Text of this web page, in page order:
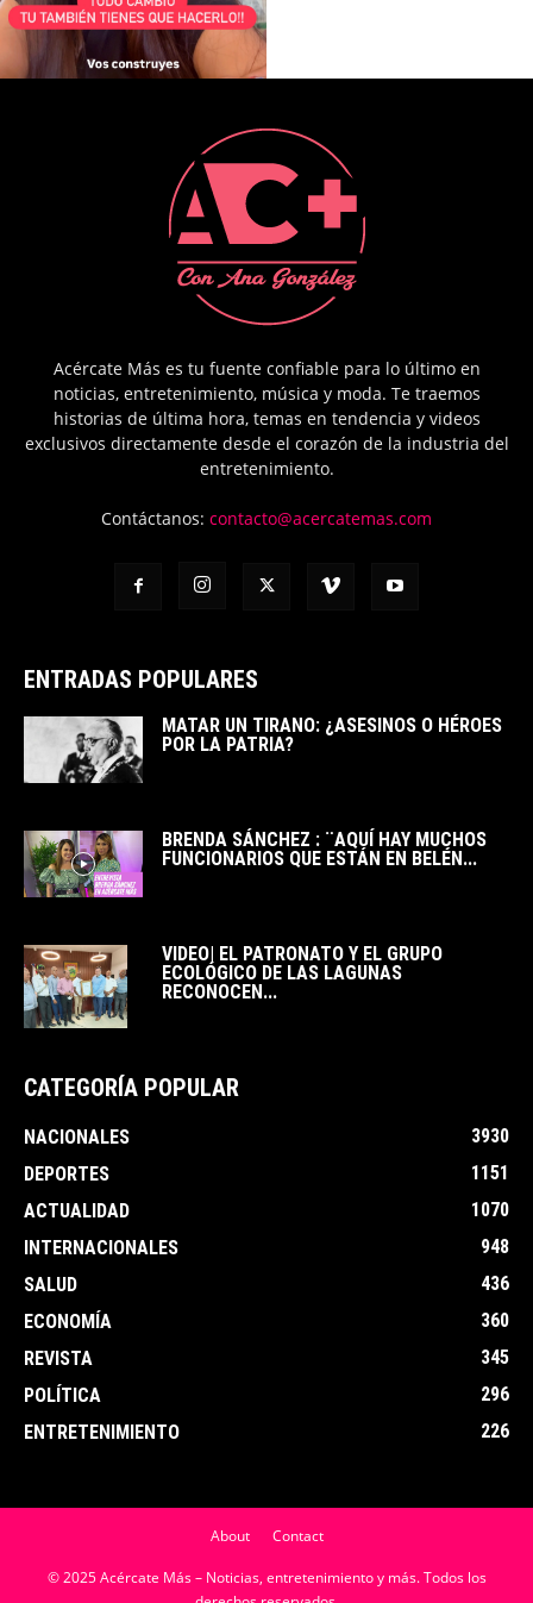
Acércate Más es tu fuente confiable para lo último en
noticias, entretenimiento, música y moda. Te traemos
historias de última hora, temas en tendencia y videos
exclusivos directamente desde el corazón de la industria del
entretenimiento.
Contáctanos: contacto@acercatemas.com
ENTRADAS POPULARES
MATAR UN TIRANO: ¿ASESINOS O HÉROES
POR LA PATRIA?
BRENDA SÁNCHEZ : ¨AQUÍ HAY MUCHOS
FUNCIONARIOS QUE ESTÁN EN BELÉN...
VIDEO| EL PATRONATO Y EL GRUPO
ECOLÓGICO DE LAS LAGUNAS
RECONOCEN...
CATEGORÍA POPULAR
NACIONALES
3930
DEPORTES
1151
ACTUALIDAD
1070
INTERNACIONALES
948
SALUD
436
ECONOMÍA
360
REVISTA
345
POLÍTICA
296
ENTRETENIMIENTO
226
About Contact
© 2025 Acércate Más – Noticias, entretenimiento y más. Todos los